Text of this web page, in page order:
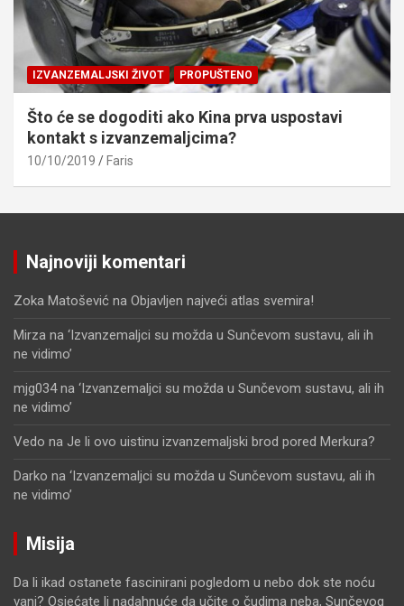
IZVANZEMALJSKI ŽIVOT PROPUŠTENO
Što će se dogoditi ako Kina prva uspostavi
kontakt s izvanzemaljcima?
10/10/2019 Faris
Najnoviji komentari
Zoka Matošević na Objavljen najveći atlas svemira!
Mirza na ‘Izvanzemaljci su možda u Sunčevom sustavu, ali ih
ne vidimo’
mjg034na ‘Izvanzemaljci su možda u Sunčevom sustavu, ali ih
ne vidimo’
Vedo na Je li ovo uistinu izvanzemaljski brod pored Merkura?
Darko na ‘Izvanzemaljci su možda u Sunčevom sustavu, ali ih
ne vidimo’
Misija
Da li ikad ostanete fascinirani pogledom u nebo dok ste noću
vani? Osjećate li nadahnuće da učite o čudima neba, Sunčevog